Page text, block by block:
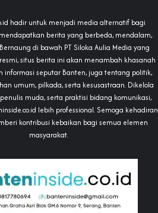
hadir untuk menjadi media alternatif bagi
berita yang berbeda, mendalam,
di bawah PT Siloka Aulia Media yang
situs berita ini akan menambah khasanah
informasi seputar Banten, juga tentang politik,
umum, pilkada, serta kesusastraan. Dikelola
muda, serta praktisi bidang komunikasi,
lebih professional. Semoga kehadiran
kontribusi kebaikan bagi semua elemen
masyarakat.